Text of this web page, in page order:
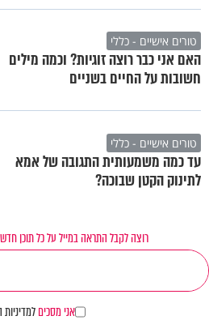
טורים אישיים - כללי
האם אני כבר רוצה זוגיות? וכמה מילים
חשובות על החיים בשניים
טורים אישיים - כללי
עד כמה משמעותית התגובה של אמא
לתינוק הקטן שבוכה?
רוצה לקבל התראה במייל על כל תוכן
אני מסכים